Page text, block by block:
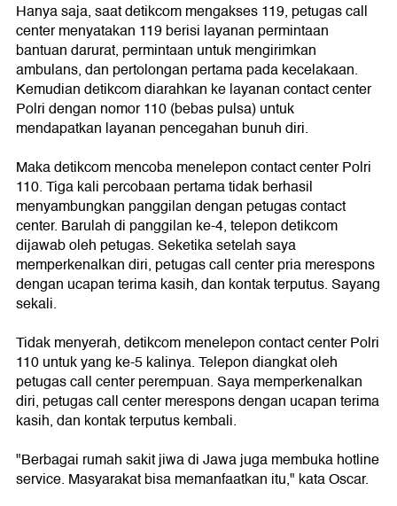
Hanya saja, saat detikcom mengakses 119, petugas call
center menyatakan 119 berisi layanan permintaan
bantuan darurat, permintaan untuk mengirimkan
ambulans, dan pertolongan pertama pada kecelakaan.
Kemudian detikcom diarahkan ke layanan contact center
Polri dengan nomor 110 (bebas pulsa) untuk
mendapatkan layanan pencegahan bunuh diri.
Maka detikcom mencoba menelepon contact center Polri
110. Tiga kali percobaan pertama tidak berhasil
menyambungkan panggilan dengan petugas contact
center. Barulah di panggilan ke-4, telepon detikcom
dijawab oleh petugas. Seketika setelah saya
memperkenalkan diri, petugas call center pria merespons
dengan ucapan terima kasih, dan kontak terputus. Sayang
sekali.
Tidak menyerah, detikcom menelepon contact center Polri
110 untuk yang ke-5 kalinya. Telepon diangkat oleh
petugas call center perempuan. Saya memperkenalkan
diri, petugas call center merespons dengan ucapan terima
kasih, dan kontak terputus kembali.
"Berbagai rumah sakit jiwa di Jawa juga membuka hotline
service. Masyarakat bisa memanfaatkan itu," kata Oscar.